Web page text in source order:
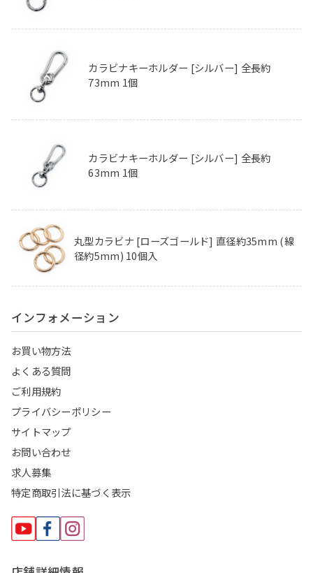
カラビナキーホルダー [シルバー] 全長約
73mm 1個
カラビナキーホルダー [シルバー] 全長約
63mm 1個
丸型カラビナ [ローズゴールド] 直径約35mm (線
径約5mm) 10個入
インフォメーション
お買い物方法
よくある質問
ご利用規約
プライバシーポリシー
サイトマップ
お問い合わせ
求人募集
特定商取引法に基づく表示